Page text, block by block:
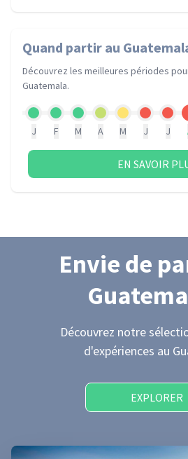
Quand partir au
Découvrez les meilleures périodes
Guatemala.
J F M A M J J
EN SAVOIR
Envie de
Découvrez notre
d'expériences au
EXPLORER